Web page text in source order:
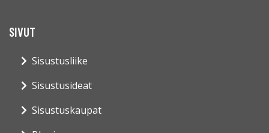
SIVUT
Sisustusliike
Sisustusideat
Sisustuskaupat